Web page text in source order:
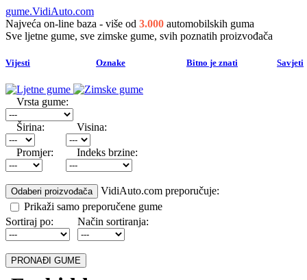
gume.VidiAuto.com
Najveća on-line baza - više od 3.000 automobilskih guma
Sve ljetne gume, sve zimske gume, svih poznatih proizvođača
Vijesti Oznake Bitno je znati Savjeti
Vrsta gume:
Širina: Visina:
Promjer: Indeks brzine:
VidiAuto.com preporučuje:
Prikaži samo preporučene gume
Sortiraj po:
Način sortiranja: